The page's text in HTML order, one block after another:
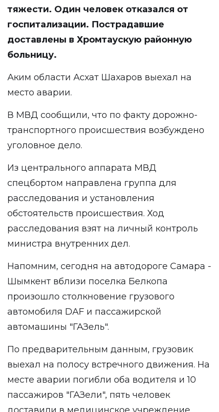
тяжести. Один человек отказался от
госпитализации. Пострадавшие
доставлены в Хромтаускую районную
больницу.
Аким области Асхат Шахаров выехал на
место аварии.
В МВД сообщили, что по факту дорожно-
транспортного происшествия возбуждено
уголовное дело.
Из центрального аппарата МВД
спецбортом направлена группа для
расследования и установления
обстоятельств происшествия. Ход
расследования взят на личный контроль
министра внутренних дел.
Напомним, сегодня на автодороге Самара -
Шымкент вблизи поселка Белкопа
произошло столкновение грузового
автомобиля DAF и пассажирской
автомашины "ГАЗель".
По предварительным данным, грузовик
выехал на полосу встречного движения. На
месте аварии погибли оба водителя и 10
пассажиров "ГАЗели", пять человек